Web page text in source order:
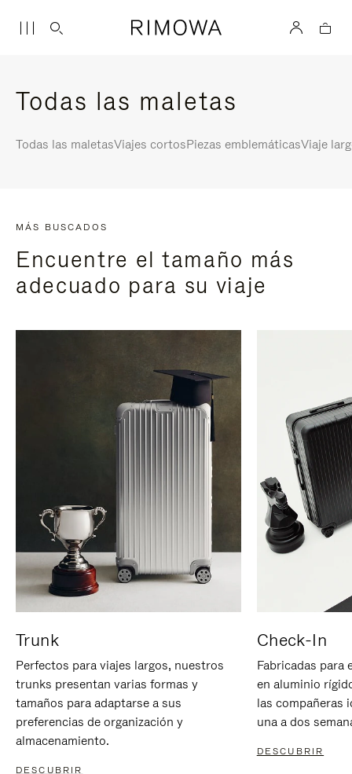
Todas las maletas
Todas las maletasViajes cortosPiezas emblemáticasViaje
MÁS BUSCADOS
Encuentre el tamaño más
adecuado para su viaje
Trunk
Perfectos para viajes largos, nuestros
trunks presentan varias formas y
tamaños para adaptarse a sus
preferencias de organización y
almacenamiento.
DESCUBRIR
Check-In
Fabricadas para
en aluminio
las compañeras
una a dos
DESCUBRIR